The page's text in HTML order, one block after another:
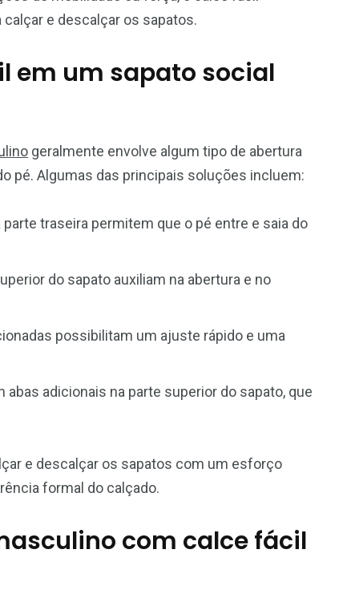
e descalçar os sapatos.
em um sapato social
geralmente envolve algum tipo de abertura
pé. Algumas das principais soluções incluem:
traseira permitem que o pé entre e saia do
do sapato auxiliam na abertura e no
possibilitam um ajuste rápido e uma
adicionais na parte superior do sapato, que
e descalçar os sapatos com um esforço
formal do calçado.
com calce fácil